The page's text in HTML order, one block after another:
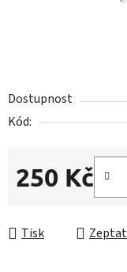
Dostupnost
Kód:
250 Kč
Tisk